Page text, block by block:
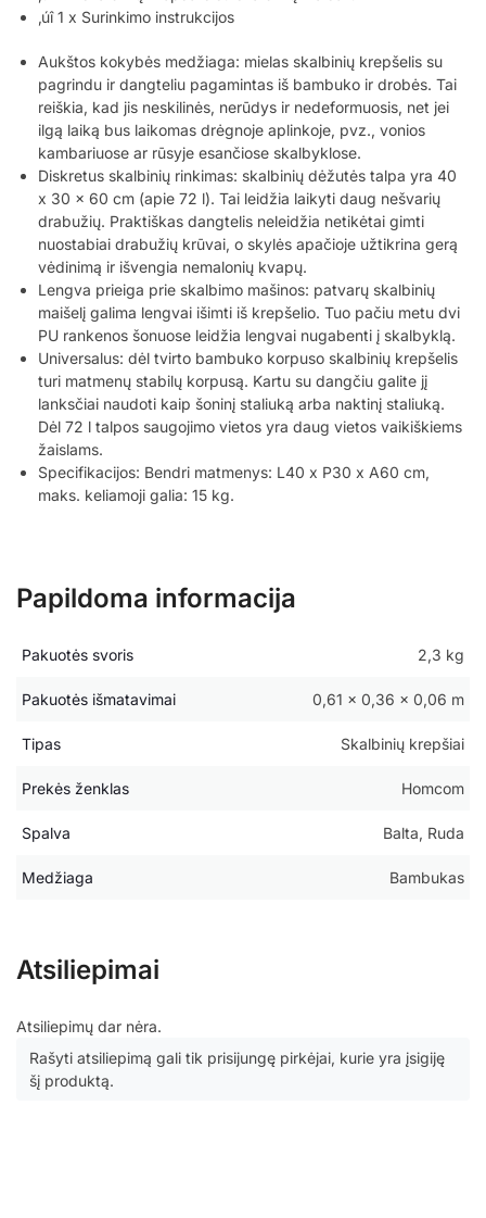
‚úî 1 x Surinkimo instrukcijos
Aukštos kokybės medžiaga: mielas skalbinių krepšelis su
pagrindu ir dangteliu pagamintas iš bambuko ir drobės. Tai
reiškia, kad jis neskilinės, nerūdys ir nedeformuosis, net jei
ilgą laiką bus laikomas drėgnoje aplinkoje, pvz., vonios
kambariuose ar rūsyje esančiose skalbyklose.
Diskretus skalbinių rinkimas: skalbinių dėžutės talpa yra 40
x 30 x 60 cm (apie 72 l). Tai leidžia laikyti daug nešvarių
drabužių. Praktiškas dangtelis neleidžia netikėtai gimti
nuostabiai drabužių krūvai, o skylės apačioje užtikrina gerą
vėdinimą ir išvengia nemalonių kvapų.
Lengva prieiga prie skalbimo mašinos: patvarų skalbinių
maišelį galima lengvai išimti iš krepšelio. Tuo pačiu metu dvi
PU rankenos šonuose leidžia lengvai nugabenti į skalbyklą.
Universalus: dėl tvirto bambuko korpuso skalbinių krepšelis
turi matmenų stabilų korpusą. Kartu su dangčiu galite jį
lanksčiai naudoti kaip šoninį staliuką arba naktinį staliuką.
Dėl 72 l talpos saugojimo vietos yra daug vietos vaikiškiems
žaislams.
Specifikacijos: Bendri matmenys: L40 x P30 x A60 cm,
maks. keliamoji galia: 15 kg.
Papildoma informacija
Pakuotės svoris 2,3 kg
Pakuotės išmatavimai 0,61 × 0,36 × 0,06 m
Tipas Skalbinių krepšiai
Prekės ženklas Homcom
Spalva Balta, Ruda
Medžiaga Bambukas
Atsiliepimai
Atsiliepimų dar nėra.
Rašyti atsiliepimą gali tik prisijungę pirkėjai, kurie yra įsigiję
šį produktą.